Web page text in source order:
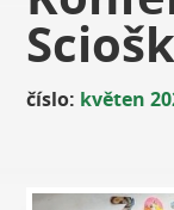
číslo: květen